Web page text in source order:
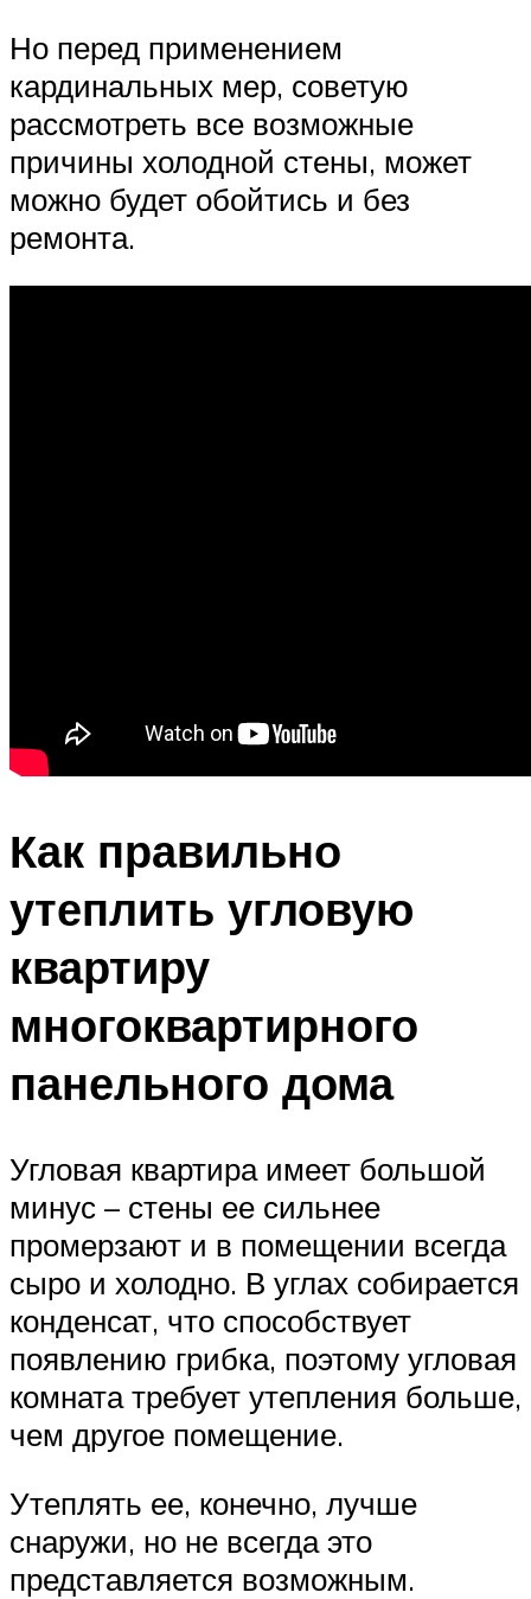
Но перед применением
кардинальных мер, советую
рассмотреть все возможные
причины холодной стены, может
можно будет обойтись и без
ремонта.
Как правильно
утеплить угловую
квартиру
многоквартирного
панельного дома
Угловая квартира имеет большой
минус – стены ее сильнее
промерзают и в помещении всегда
сыро и холодно. В углах собирается
конденсат, что способствует
появлению грибка, поэтому угловая
комната требует утепления больше,
чем другое помещение.
Утеплять ее, конечно, лучше
снаружи, но не всегда это
представляется возможным.